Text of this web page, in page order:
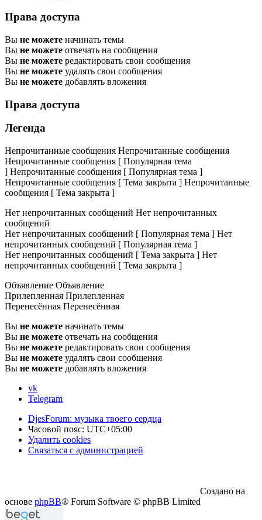
Права доступа
Вы не можете начинать темы
Вы не можете отвечать на сообщения
Вы не можете редактировать свои сообщения
Вы не можете удалять свои сообщения
Вы не можете добавлять вложения
Права доступа
Легенда
Непрочитанные сообщения Непрочитанные сообщения
Непрочитанные сообщения [ Популярная тема
] Непрочитанные сообщения [ Популярная тема ]
Непрочитанные сообщения [ Тема закрыта ] Непрочитанные
сообщения [ Тема закрыта ]
Нет непрочитанных сообщений Нет непрочитанных
сообщений
Нет непрочитанных сообщений [ Популярная тема ] Нет
непрочитанных сообщений [ Популярная тема ]
Нет непрочитанных сообщений [ Тема закрыта ] Нет
непрочитанных сообщений [ Тема закрыта ]
Объявление Объявление
Прилепленная Прилепленная
Перенесённая Перенесённая
Вы не можете начинать темы
Вы не можете отвечать на сообщения
Вы не можете редактировать свои сообщения
Вы не можете удалять свои сообщения
Вы не можете добавлять вложения
vk
Telegram
DjesForum: музыка твоего сердца
Часовой пояс: UTC+05:00
Удалить cookies
Связаться с администрацией
Создано на
основе phpBB® Forum Software © phpBB Limited